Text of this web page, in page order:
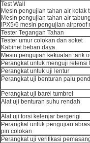
Test Wall
Mesin pengujian tahan air kotak
Mesin pengujian tahan air
IPX5/6 mesin pengujian airproof
Tester Tegangan Tahan
Tester umur colokan dan soket
Kabinet beban daya
Mesin pengujian kekuatan tarik
Perangkat untuk menguji retensi
Perangkat untuk uji lentur
Perangkat uji benturan palu
Perangkat uji barel tumbrel
Alat uji benturan suhu rendah
Alat uji torsi kelenjar bergerigi
Perangkat untuk pengujian
pin colokan
Perangkat uji verifikasi